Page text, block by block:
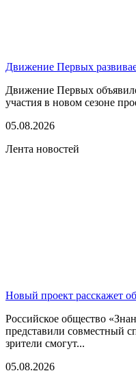
Движение Первых
Движение Первых
участия в новом сезоне
05.08.2026
Лента новостей
Новый проект расскажет
Российское общество
представили совместный
зрители смогут...
05.08.2026